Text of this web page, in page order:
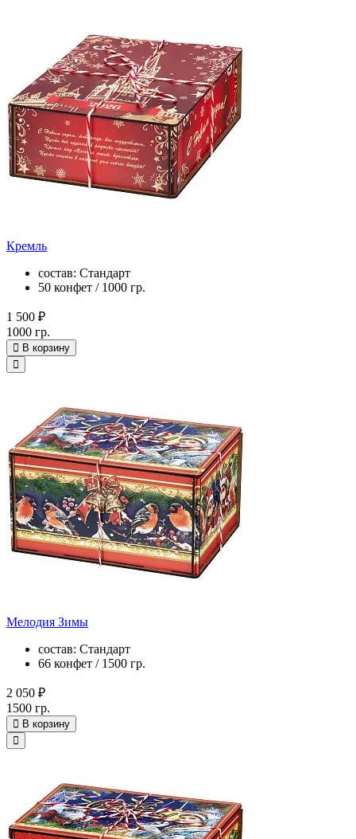
Кремль
состав: Стандарт
50 конфет / 1000 гр.
1 500 ₽
1000 гр.
В корзину
Мелодия Зимы
состав: Стандарт
66 конфет / 1500 гр.
2 050 ₽
1500 гр.
В корзину